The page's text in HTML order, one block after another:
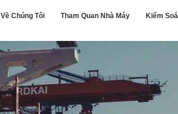
Về Chúng Tôi Tham Quan Nhà Máy Kiểm